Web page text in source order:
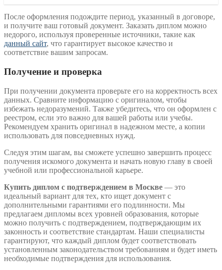
После оформления подождите период, указанный в договоре,
и получите ваш готовый документ. Заказать диплом можно
недорого, используя проверенные источники, такие как
данный сайт, что гарантирует высокое качество и
соответствие вашим запросам.
Получение и проверка
При получении документа проверьте его на корректность всех
данных. Сравните информацию с оригиналом, чтобы
избежать недоразумений. Также убедитесь, что он оформлен с
реестром, если это важно для вашей работы или учебы.
Рекомендуем хранить оригинал в надежном месте, а копии
использовать для повседневных нужд.
Следуя этим шагам, вы сможете успешно завершить процесс
получения искомого документа и начать новую главу в своей
учебной или профессиональной карьере.
Купить диплом с подтверждением в Москве — это
идеальный вариант для тех, кто ищет документ с
дополнительными гарантиями его подлинности. Мы
предлагаем дипломы всех уровней образования, которые
можно получить с подтверждением, подтверждающим их
законность и соответствие стандартам. Наши специалисты
гарантируют, что каждый диплом будет соответствовать
установленным законодательством требованиям и будет иметь
необходимые подтверждения для использования.